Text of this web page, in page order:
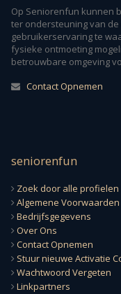
Op Seniorenfun kunnen
ter ondersteuning van
gebruikerservaring te
fysieke ontmoeting
betrouwbare omgeving
Contact Opnemen
seniorenfun
Zoek door alle profielen
Algemene Voorwaarden
Bedrijfsgegevens
Over Ons
Contact Opnemen
Stuur nieuwe Activatie
Wachtwoord Vergeten
Linkpartners